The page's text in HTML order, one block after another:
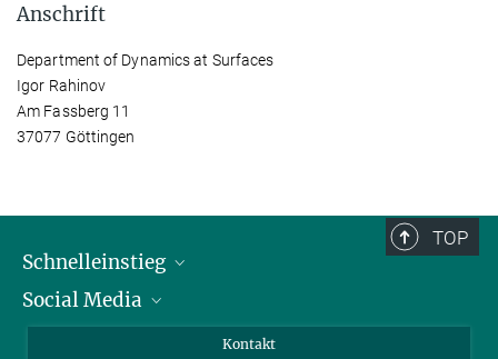
Anschrift
Department of Dynamics at Surfaces
Igor Rahinov
Am Fassberg 11
37077 Göttingen
TOP
Schnelleinstieg
Alumni
Social Media
Kontakt